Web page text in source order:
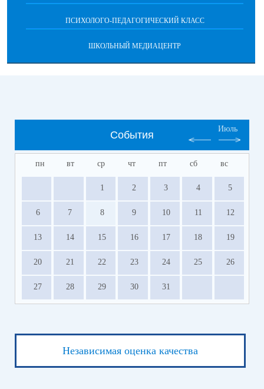
ПСИХОЛОГО-ПЕДАГОГИЧЕСКИЙ КЛАСС
ШКОЛЬНЫЙ МЕДИАЦЕНТР
События
Июль
пн вт ср чт пт сб вс
1 2 3 4 5
6 7 8 9 10 11 12
13 14 15 16 17 18 19
20 21 22 23 24 25 26
27 28 29 30 31
Независимая оценка качества